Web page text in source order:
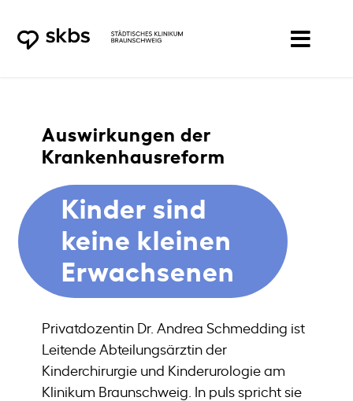
Inhalt
springen
Auswirkungen der
Krankenhausreform
Kinder sind
keine kleinen
Erwachsenen
Privatdozentin Dr. Andrea Schmedding ist
Leitende Abteilungsärztin der
Kinderchirurgie und Kinderurologie am
Klinikum Braunschweig. In puls spricht sie